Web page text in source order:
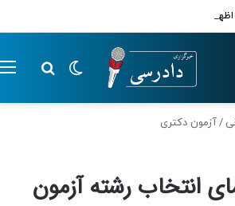
مالیاتی تا پایان تابستان 1405
تغییر پوسته
/آزمون دکتری
انتخاب رشته آزمون